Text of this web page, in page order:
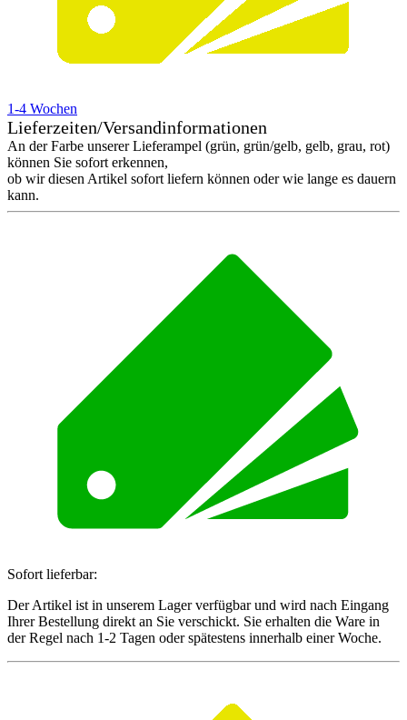
1-4 Wochen
Lieferzeiten/Versandinformationen
An der Farbe unserer Lieferampel (grün, grün/gelb, gelb, grau, rot)
können Sie sofort erkennen,
ob wir diesen Artikel sofort liefern können oder wie lange es dauern
kann.
Sofort lieferbar:
Der Artikel ist in unserem Lager verfügbar und wird nach Eingang
Ihrer Bestellung direkt an Sie verschickt. Sie erhalten die Ware in
der Regel nach 1-2 Tagen oder spätestens innerhalb einer Woche.